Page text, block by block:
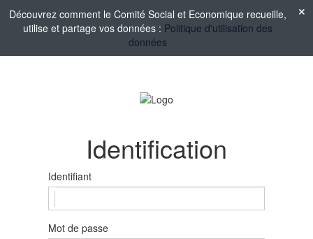
Découvrez comment le Comité Social et Economique recueille,
utilise et partage vos données : Politique d'utilisation des
données
Identification
Identifiant
Mot de passe